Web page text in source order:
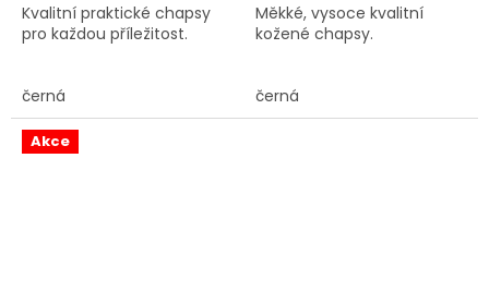
Kvalitní praktické chapsy
pro každou příležitost.
černá
Měkké, vysoce kvalitní
kožené chapsy.
černá
Akce